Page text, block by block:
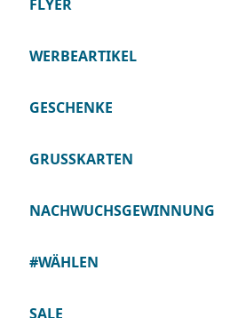
FLYER
WERBEARTIKEL
GESCHENKE
GRUSSKARTEN
NACHWUCHSGEWINNUNG
#WÄHLEN
SALE